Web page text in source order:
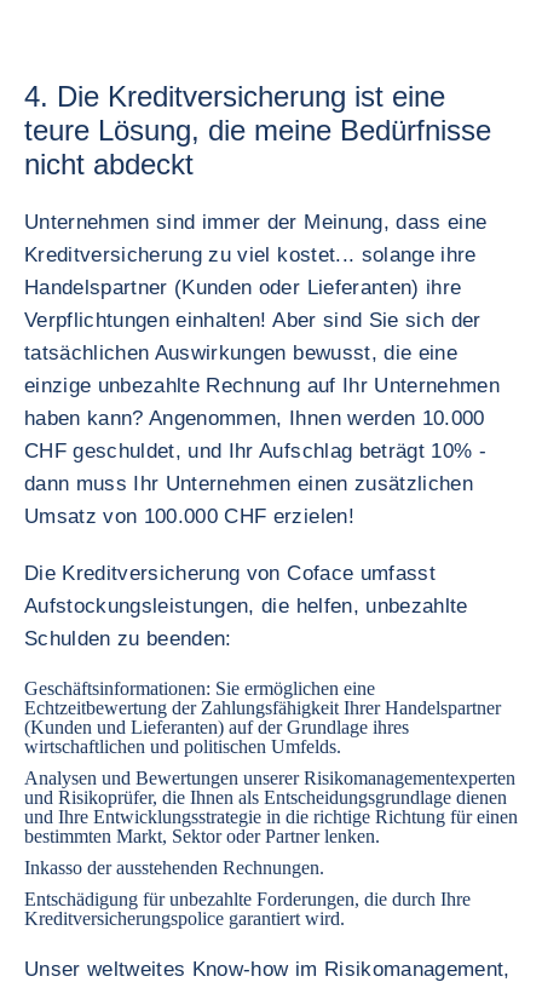
4. Die Kreditversicherung ist eine
teure Lösung, die meine Bedürfnisse
nicht abdeckt
Unternehmen sind immer der Meinung, dass eine
Kreditversicherung zu viel kostet... solange ihre
Handelspartner (Kunden oder Lieferanten) ihre
Verpflichtungen einhalten! Aber sind Sie sich der
tatsächlichen Auswirkungen bewusst, die eine
einzige unbezahlte Rechnung auf Ihr Unternehmen
haben kann? Angenommen, Ihnen werden 10.000
CHF geschuldet, und Ihr Aufschlag beträgt 10% -
dann muss Ihr Unternehmen einen zusätzlichen
Umsatz von 100.000 CHF erzielen!
Die Kreditversicherung von Coface umfasst
Aufstockungsleistungen, die helfen, unbezahlte
Schulden zu beenden:
Geschäftsinformationen: Sie ermöglichen eine
Echtzeitbewertung der Zahlungsfähigkeit Ihrer Handelspartner
(Kunden und Lieferanten) auf der Grundlage ihres
wirtschaftlichen und politischen Umfelds.
Analysen und Bewertungen unserer Risikomanagementexperten
und Risikoprüfer, die Ihnen als Entscheidungsgrundlage dienen
und Ihre Entwicklungsstrategie in die richtige Richtung für einen
bestimmten Markt, Sektor oder Partner lenken.
Inkasso der ausstehenden Rechnungen.
Entschädigung für unbezahlte Forderungen, die durch Ihre
Kreditversicherungspolice garantiert wird.
Unser weltweites Know-how im Risikomanagement,